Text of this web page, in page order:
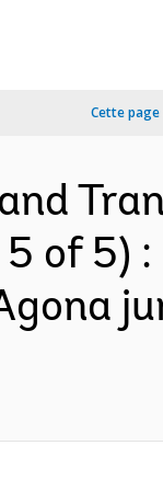
Cette page
5 of 5)